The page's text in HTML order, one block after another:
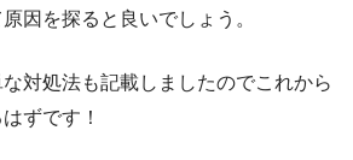
因を探ると良いでしょう。
対処法も記載しましたのでこれから
ずです！